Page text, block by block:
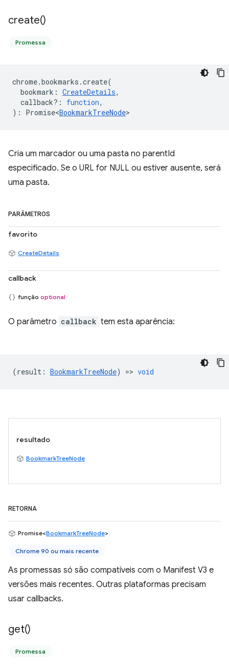
create()
Promessa
chrome.bookmarks .create(
bookmark : CreateDetails,
callback? : function,
) : Promise<BookmarkTreeNode>
Cria um marcador ou uma pasta no parentId
especificado. Se o URL for NULL ou estiver ausente, será
uma pasta.
PARÂMETROS
favorito
CreateDetails
callback
função optional
O parâmetro callback tem esta aparência:
(result : BookmarkTreeNode) => void
resultado
BookmarkTreeNode
RETORNA
Promise<BookmarkTreeNode>
Chrome 90 ou mais recente
As promessas só são compatíveis com o Manifest V3 e
versões mais recentes. Outras plataformas precisam
usar callbacks.
get()
Promessa